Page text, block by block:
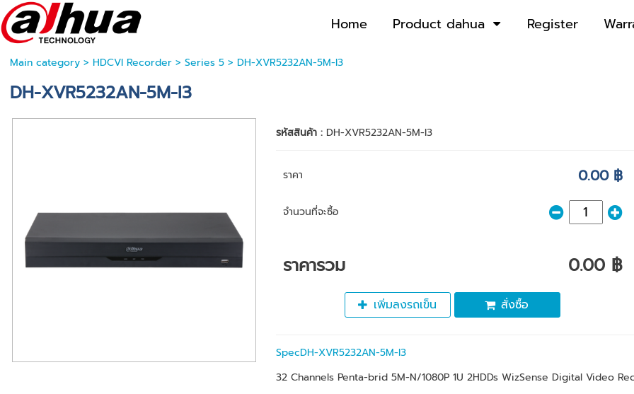
Home Product dahua Register
Main category> HDCVI Recorder> Series 5> DH-XVR5232AN-5M-I3
DH-XVR5232AN-5M-I3
รหัสสินค้า : DH-XVR5232AN-5M-I3
ราคา 0.00 ฿
จำนวนที่จะซื้อ
ราคารวม 0.00 ฿
เพิ่มลงรถเข็น สั่งซื้อ
SpecDH-XVR5232AN-5M-I3
32 Channels Penta-brid 5M-N/1080P 1U 2HDDs WizSense Digital Video